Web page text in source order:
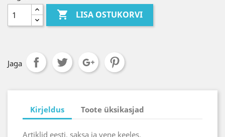
 LISA OSTUKORVI
Jaga
Kirjeldus Toote üksikasjad
Artiklid eesti, saksa ja vene keeles.